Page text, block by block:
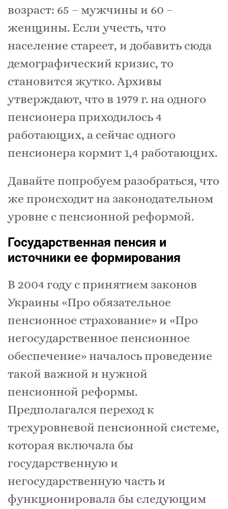
возраст: 65 – мужчины и 60 –
женщины. Если учесть, что
население стареет, и добавить сюда
демографический кризис, то
становится жутко. Архивы
утверждают, что в 1979 г. на одного
пенсионера приходилось 4
работающих, а сейчас одного
пенсионера кормит 1,4 работающих.
Давайте попробуем разобраться, что
же происходит на законодательном
уровне с пенсионной реформой.
Государственная пенсия и
источники ее формирования
В 2004 году с принятием законов
Украины «Про обязательное
пенсионное страхование» и «Про
негосударственное пенсионное
обеспечение» началось проведение
такой важной и нужной
пенсионной реформы.
Предполагался переход к
трехуровневой пенсионной системе,
которая включала бы
государственную и
негосударственную часть и
функционировала бы следующим